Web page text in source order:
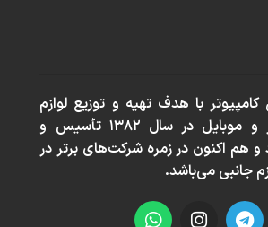
با هدف تهيه و توزيع لوازم
جانبی كامپيوتر و موبايل در سال ١٣٨٢ تأسيس و
و هم اكنون در زمره شركت‌های برتر در
جانبی می‌باشد.